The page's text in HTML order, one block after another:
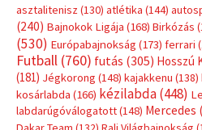
asztalitenisz (130) atlétika (144)
(240) Bajnokok Ligája (168) Birkózás
(530) Európabajnokság (173) ferrari
Futball (760) futás (305) Hosszú
(181) Jégkorong (148) kajakkenu (138)
kosárlabda (166) kézilabda(448)
labdarúgóválogatott(148) Mercedes